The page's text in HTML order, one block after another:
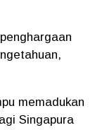
memadukan
Singapura